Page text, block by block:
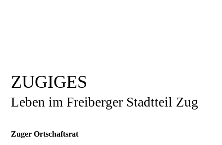
ZUGIGES
Leben im Freiberger Stadtteil Zug
Zuger Ortschaftsrat